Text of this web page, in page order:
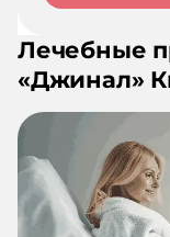
Лечебные
«Джинал»